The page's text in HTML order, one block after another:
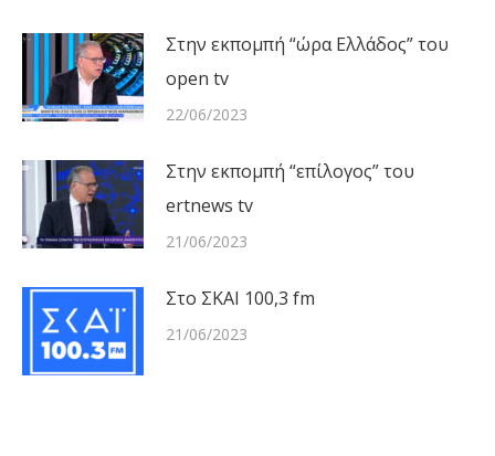
Στην εκπομπή “ώρα Ελλάδος” του
open tv
22/06/2023
Στην εκπομπή “επίλογος” του
ertnews tv
21/06/2023
Στο ΣΚΑΙ 100,3 fm
21/06/2023